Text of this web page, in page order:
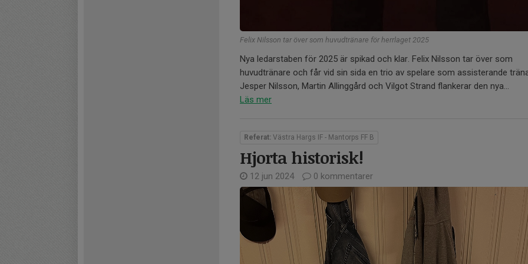
Felix Nilsson tar över som huvudtränare för herrlaget 2025
Nya ledarstaben för 2025 är spikad och klar. Felix Nilsson tar över som
huvudtränare och får vid sin sida en trio av spelare som assisterande
Jesper Nilsson, Martin Allinggård och Vilgot Strand flankerar den nya...
Läs mer
Referat: Västra Hargs IF - Mantorps FF B
Hjorta historisk!
12 jun 2024 0 kommentarer